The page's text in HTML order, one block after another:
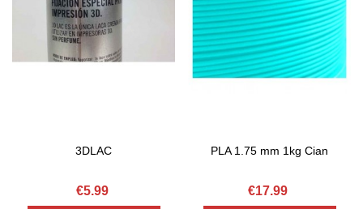
3DLAC
€5.99
PLA 1.75 mm 1kg Cian
€17.99